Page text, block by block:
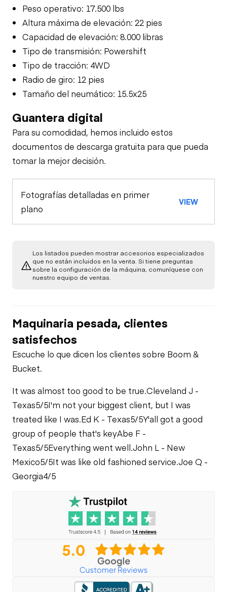
Peso operativo: 17.500 lbs
Altura máxima de elevación: 22 pies
Capacidad de elevación: 8.000 libras
Tipo de transmisión: Powershift
Tipo de tracción: 4WD
Radio de giro: 12 pies
Tamaño del neumático: 15.5x25
Guantera digital
Para su comodidad, hemos incluido estos
documentos de descarga gratuita para que pueda
tomar la mejor decisión.
Fotografías detalladas en primer
plano
VIEW
Los listados pueden mostrar accesorios especializados
que no están incluidos en la venta. Si tiene preguntas
sobre la configuración de la máquina, comuníquese con
nuestro equipo de ventas.
Maquinaria pesada, clientes
satisfechos
Escuche lo que dicen los clientes sobre Boom &
Bucket.
It was almost too good to be true.Cleveland J -
Texas5/5I'm not your biggest client, but I was
treated like I was.Ed K - Texas5/5Y'all got a good
group of people that's keyAbe F -
Texas5/5Everything went well.John L - New
Mexico5/5It was like old fashioned service.Joe Q -
Georgia4/5